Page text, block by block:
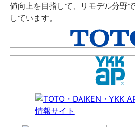
値向上を目指して、リモデル分野
しています。